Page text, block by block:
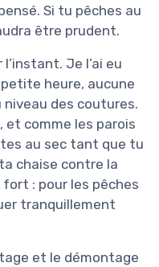
Si tu pêches au
être prudent.
Je l’ai eu
heure, aucune
des coutures.
et comme les parois
au sec tant que tu
chaise contre la
: pour les pêches
tranquillement
et le démontage